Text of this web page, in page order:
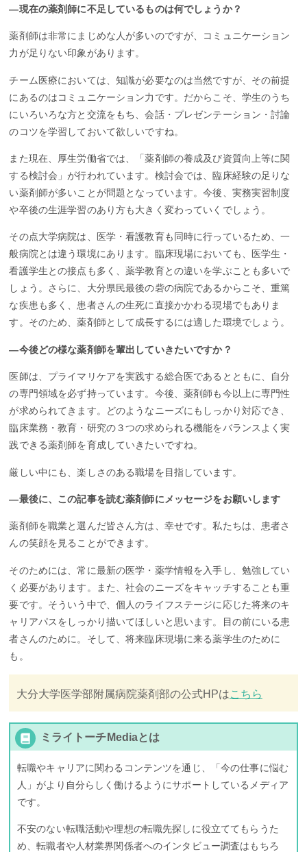
―現在の薬剤師に不足しているものは何でしょうか？
薬剤師は非常にまじめな人が多いのですが、コミュニケーション
力が足りない印象があります。
チーム医療においては、知識が必要なのは当然ですが、その前提
にあるのはコミュニケーション力です。だからこそ、学生のうち
にいろいろな方と交流をもち、会話・プレゼンテーション・討論
のコツを学習しておいて欲しいですね。
また現在、厚生労働省では、「薬剤師の養成及び資質向上等に関
する検討会」が行われています。検討会では、臨床経験の足りな
い薬剤師が多いことが問題となっています。今後、実務実習制度
や卒後の生涯学習のあり方も大きく変わっていくでしょう。
その点大学病院は、医学・看護教育も同時に行っているため、一
般病院とは違う環境にあります。臨床現場においても、医学生・
看護学生との接点も多く、薬学教育との違いを学ぶことも多いで
しょう。さらに、大分県民最後の砦の病院であるからこそ、重篤
な疾患も多く、患者さんの生死に直接かかわる現場でもありま
す。そのため、薬剤師として成長するには適した環境でしょう。
―今後どの様な薬剤師を輩出していきたいですか？
医師は、プライマリケアを実践する総合医であるとともに、自分
の専門領域を必ず持っています。今後、薬剤師も今以上に専門性
が求められてきます。どのようなニーズにもしっかり対応でき、
臨床業務・教育・研究の３つの求められる機能をバランスよく実
践できる薬剤師を育成していきたいですね。
厳しい中にも、楽しさのある職場を目指しています。
―最後に、この記事を読む薬剤師にメッセージをお願いします
薬剤師を職業と選んだ皆さん方は、幸せです。私たちは、患者さ
んの笑顔を見ることができます。
そのためには、常に最新の医学・薬学情報を入手し、勉強してい
く必要があります。また、社会のニーズをキャッチすることも重
要です。そういう中で、個人のライフステージに応じた将来のキ
ャリアパスをしっかり描いてほしいと思います。目の前にいる患
者さんのために。そして、将来臨床現場に来る薬学生のために
も。
大分大学医学部附属病院薬剤部の公式HPはこちら
ミライトーチMediaとは
転職やキャリアに関わるコンテンツを通じ、「今の仕事に悩む
人」がより自分らしく働けるようにサポートしているメディア
です。
不安のない転職活動や理想の転職先探しに役立ててもらうた
め、転職者や人材業界関係者へのインタビュー調査はもちろ